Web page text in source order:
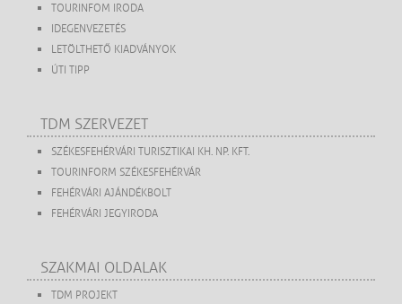
TOURINFOM IRODA
IDEGENVEZETÉS
LETÖLTHETŐ KIADVÁNYOK
ÚTI TIPP
TDM SZERVEZET
SZÉKESFEHÉRVÁRI TURISZTIKAI KH. NP. KFT.
TOURINFORM SZÉKESFEHÉRVÁR
FEHÉRVÁRI AJÁNDÉKBOLT
FEHÉRVÁRI JEGYIRODA
SZAKMAI OLDALAK
TDM PROJEKT